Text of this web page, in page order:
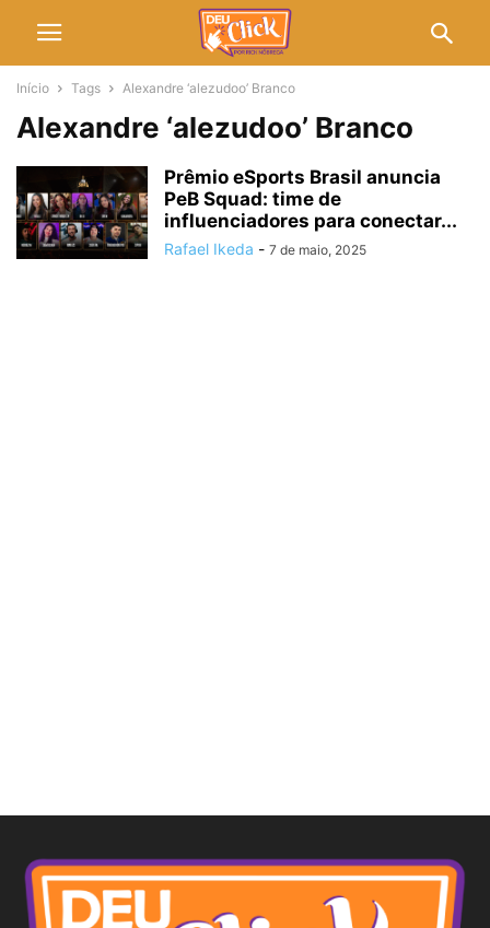
Início Tags Alexandre ‘alezudoo’ Branco
Alexandre ‘alezudoo’ Branco
Prêmio eSports Brasil anuncia
PeB Squad: time de
influenciadores para conectar...
Rafael Ikeda - 7 de maio, 2025